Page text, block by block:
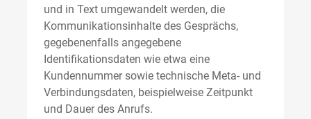
und in Text umgewandelt werden, die
Kommunikationsinhalte des Gesprächs,
gegebenenfalls angegebene
Identifikationsdaten wie etwa eine
Kundennummer sowie technische Meta- und
Verbindungsdaten, beispielweise Zeitpunkt
und Dauer des Anrufs.